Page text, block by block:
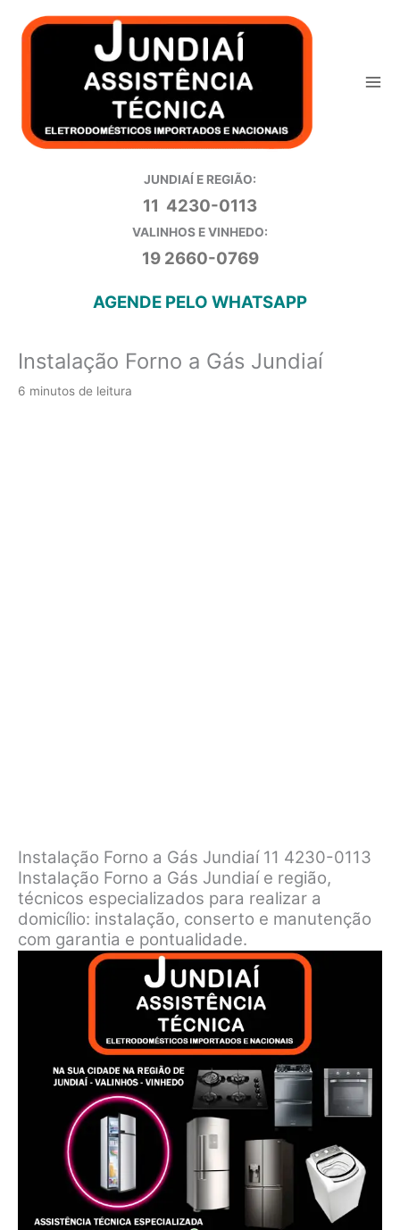
para
JUNDIAÍ E REGIÃO:
11 4230-0113
VALINHOS E VINHEDO:
19 2660-0769
AGENDE PELO WHATSAPP
Instalação Forno a Gás Jundiaí
6 minutos de leitura
Instalação Forno a Gás Jundiaí 11 4230-0113
Instalação Forno a Gás Jundiaí e região,
técnicos especializados para realizar a
domicílio: instalação, conserto e manutenção
com garantia e pontualidade.